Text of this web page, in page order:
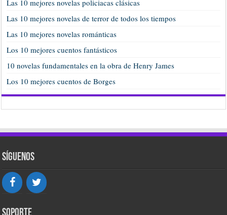
Las 10 mejores novelas policiacas clásicas
Las 10 mejores novelas de terror de todos los tiempos
Las 10 mejores novelas románticas
Los 10 mejores cuentos fantásticos
10 novelas fundamentales en la obra de Henry James
Los 10 mejores cuentos de Borges
Síguenos